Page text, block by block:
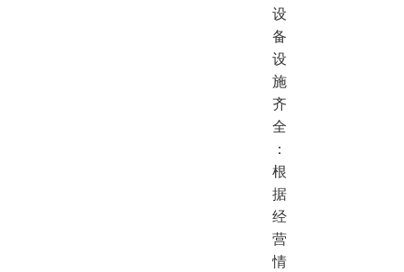
设
备
设
施
齐
全
：
根
据
经
营
情